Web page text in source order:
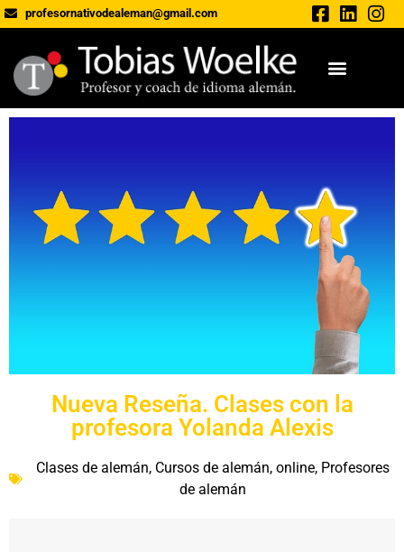
profesornativodealeman@gmail.com
Nueva Reseña. Clases con la
profesora Yolanda Alexis
Clases de alemán, Cursos de alemán, online, Profesores
de alemán